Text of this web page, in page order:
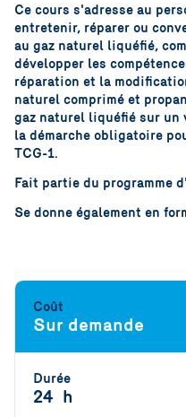
Ce cours s'adresse au
entretenir, réparer ou
au gaz naturel liquéfié,
développer les
réparation et la
naturel comprimé et
gaz naturel liquéfié sur un
la démarche obligatoire
TCG-1.
Fait partie du programme
Se donne également en
Coût
Sur demande
Durée
24 h